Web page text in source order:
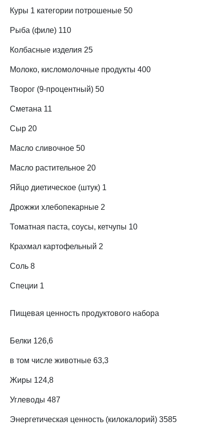
Куры 1 категории потрошеные 50
Рыба (филе) 110
Колбасные изделия 25
Молоко, кисломолочные продукты 400
Творог (9-процентный) 50
Сметана 11
Сыр 20
Масло сливочное 50
Масло растительное 20
Яйцо диетическое (штук) 1
Дрожжи хлебопекарные 2
Томатная паста, соусы, кетчупы 10
Крахмал картофельный 2
Соль 8
Специи 1
Пищевая ценность продуктового набора
Белки 126,6
в том числе животные 63,3
Жиры 124,8
Углеводы 487
Энергетическая ценность (килокалорий) 3585